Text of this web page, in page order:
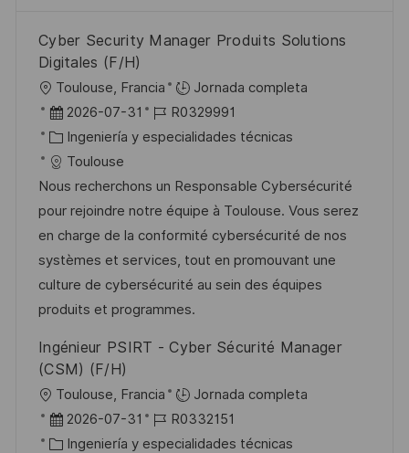
Cyber Security Manager Produits Solutions
Digitales (F/H)
U
b
c
a
c
i
ó
n
Toulouse, Francia
Jornada completa
F
e
c
h
a
d
e
p
u
l
a
2026-07-31
I
D
e
e
m
p
l
e
R0329991
C
a
t
e
g
o
r
í
Ingeniería y especialidades técnicas
Toulouse
Nous recherchons un Responsable Cybersécurité
pour rejoindre notre équipe à Toulouse. Vous serez
en charge de la conformité cybersécurité de nos
systèmes et services, tout en promouvant une
culture de cybersécurité au sein des équipes
produits et programmes.
Ingénieur PSIRT - Cyber Sécurité Manager
(CSM) (F/H)
U
b
Toulouse, Francia
Jornada completa
F
e
2026-07-31
I
D
R0332151
C Ingeniería y especialidades técnicas